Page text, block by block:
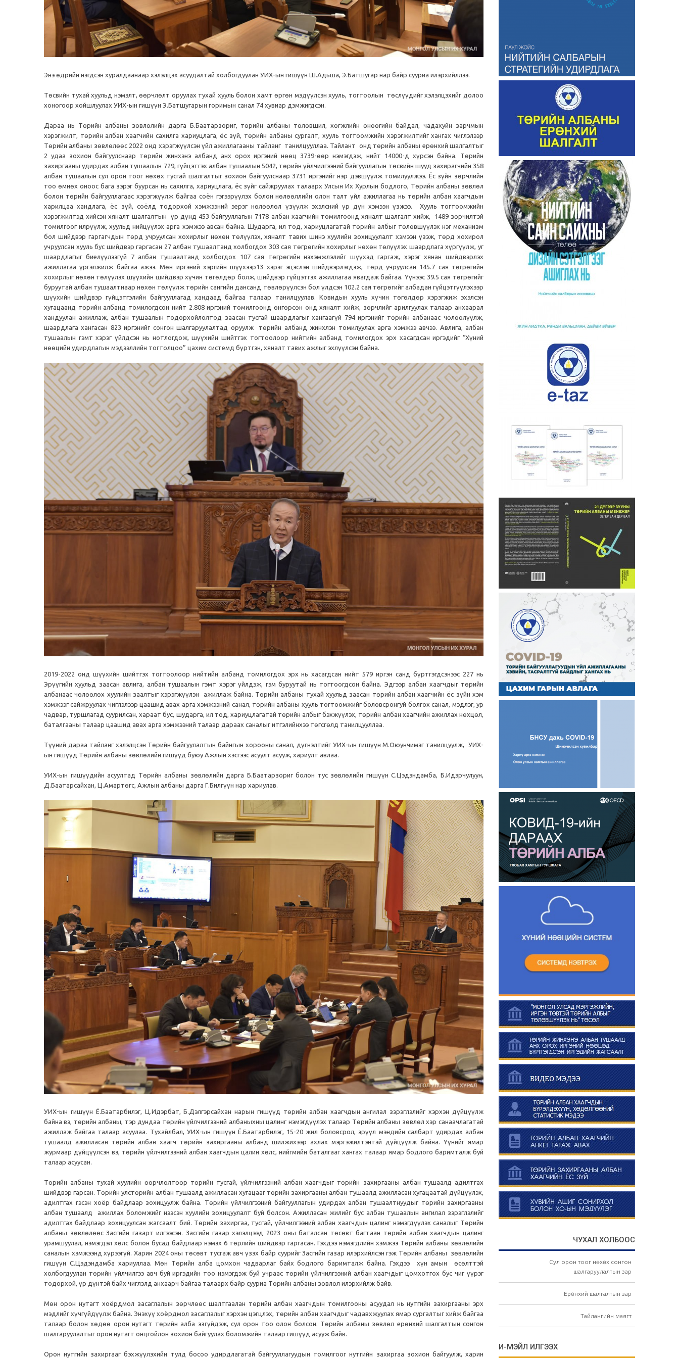
Энэ өдрийн нэгдсэн хуралдаанаар хэлэлцэх асуудалтай холбогдуулан УИХ-ын гишүүн Ш.Адьша, Э.Батшугар нар байр сууриа илэрхийллээ.
Төсвийн тухай хуульд нэмэлт, өөрчлөлт оруулах тухай хууль болон хамт өргөн мэдүүлсэн хууль, тогтоолын төслүүдийг хэлэлцэхийг долоо
хоногоор хойшлуулах УИХ-ын гишүүн Э.Батшугарын горимын санал 74 хувиар дэмжигдсэн.
Дараа нь Төрийн албаны зөвлөлийн дарга Б.Баатарзориг, төрийн албаны төлөвшил, хөгжлийн өнөөгийн байдал, чадахуйн зарчмын
хэрэгжилт, төрийн албан хаагчийн сахилга хариуцлага, ёс зүй, төрийн албаны сургалт, хууль тогтоомжийн хэрэгжилтийг хангах чиглэлээр
Төрийн албаны зөвлөлөөс 2022 онд хэрэгжүүлсэн үйл ажиллагааны тайланг танилцууллаа. Тайлант онд төрийн албаны ерөнхий шалгалтыг
2 удаа зохион байгуулснаар төрийн жинхэнэ албанд анх орох иргэний нөөц 3739-өөр нэмэгдэж, нийт 14000-д хүрсэн байна. Төрийн
захиргааны удирдах албан тушаалын 729, гүйцэтгэх албан тушаалын 5042, төрийн үйлчилгээний байгууллагын төсвийн шууд захирагчийн 358
албан тушаалын сул орон тоог нөхөх тусгай шалгалтыг зохион байгуулснаар 3731 иргэнийг нэр дэвшүүлж томилуулжээ. Ёс зүйн зөрчлийн
тоо өмнөх оноос бага зэрэг буурсан нь сахилга, хариуцлага, ёс зүйг сайжруулах талаарх Улсын Их Хурлын бодлого, Төрийн албаны зөвлөл
болон төрийн байгууллагаас хэрэгжүүлж байгаа соён гэгээрүүлэх болон нөлөөллийн олон талт үйл ажиллагаа нь төрийн албан хаагчдын
харилцаа хандлага, ёс зүй, соёлд тодорхой хэмжээний эерэг нөлөөлөл үзүүлж эхэлсний үр дүн хэмээн үзжээ.
Хууль тогтоомжийн
хэрэгжилтэд хийсэн хяналт шалгалтын үр дүнд 453 байгууллагын 7178 албан хаагчийн томилгоонд хяналт шалгалт хийж, 1489 зөрчилтэй
томилгоог илрүүлж, хуульд нийцүүлэх арга хэмжээ авсан байна. Шударга, ил тод, хариуцлагатай төрийн албыг төлөвшүүлэх нэг механизм
бол шийдвэр гаргагчдын төрд учруулсан хохирлыг нөхөн төлүүлэх, хяналт тавих шинэ хуулийн зохицуулалт хэмээн үзэж, төрд хохирол
учруулсан хууль бус шийдвэр гаргасан 27 албан тушаалтанд холбогдох 303 сая төгрөгийн хохирлыг нөхөн төлүүлэх шаардлага хүргүүлж, уг
шаардлагыг биелүүлээгүй 7 албан тушаалтанд холбогдох 107 сая төгрөгийн нэхэмжлэлийг шүүхэд гаргаж, хэрэг хянан шийдвэрлэх
ажиллагаа үргэлжилж байгаа ажээ. Мөн иргэний хэргийн шүүхээр13 хэрэг эцэслэн шийдвэрлэгдэж, төрд учруулсан 145.7 сая төгрөгийн
хохирлыг нөхөн төлүүлэх шүүхийн шийдвэр хүчин төгөлдөр болж, шийдвэр гүйцэтгэх ажиллагаа явагдаж байгаа. Үүнээс 39.5 сая төгрөгийг
буруутай албан тушаалтнаар нөхөн төлүүлж төрийн сангийн дансанд төвлөрүүлсэн бол үлдсэн 102.2 сая төгрөгийг албадан гүйцэтгүүлэхээр
шүүхийн шийдвэр гүйцэтгэлийн байгууллагад хандаад байгаа талаар танилцуулав. Ковидын хууль хүчин төгөлдөр хэрэгжиж эхэлсэн
хугацаанд төрийн албанд томилогдсон нийт 2.808 иргэний томилгоонд өнгөрсөн онд хяналт хийж, зөрчлийг арилгуулах талаар анхаарал
хандуулан ажиллаж, албан тушаалын тодорхойлолтод заасан тусгай шаардлагыг хангаагүй 794 иргэнийг төрийн албанаас чөлөөлүүлж,
шаардлага хангасан 823 иргэнийг сонгон шалгаруулалтад оруулж төрийн албанд жинхлэн томилуулах арга хэмжээ авчээ. Авлига, албан
тушаалын гэмт хэрэг үйлдсэн нь нотлогдож, шүүхийн шийтгэх тогтоолоор нийтийн албанд томилогдох эрх хасагдсан иргэдийг “Хүний
нөөцийн удирдлагын мэдээллийн тогтолцоо” цахим системд бүртгэн, хяналт тавих ажлыг эхлүүлсэн байна.
2019-2022 онд шүүхийн шийтгэх тогтоолоор нийтийн албанд томилогдох эрх нь хасагдсан нийт 579 иргэн санд бүртгэгдсэнээс 227 нь
Эрүүгийн хуульд заасан авлига, албан тушаалын гэмт хэрэг үйлдэж, гэм буруутай нь тогтоогдсон байна. Эдгээр албан хаагчдыг төрийн
албанаас чөлөөлөх хуулийн заалтыг хэрэгжүүлэн ажиллаж байна. Төрийн албаны тухай хуульд заасан төрийн албан хаагчийн ёс зүйн хэм
хэмжээг сайжруулах чиглэлээр цаашид авах арга хэмжээний санал, төрийн албаны хууль тогтоомжийг боловсронгуй болгох санал, мэдлэг, ур
чадвар, туршлагад суурилсан, хараат бус, шударга, ил тод, хариуцлагатай төрийн албыг бэхжүүлэх, төрийн албан хаагчийн ажиллах нөхцөл,
баталгааны талаар цаашид авах арга хэмжээний талаар дараах саналыг итгэлийнхээ төгсгөлд танилцууллаа.
Түүний дараа тайланг хэлэлцсэн Төрийн байгуулалтын байнгын хорооны санал, дүгнэлтийг УИХ-ын гишүүн М.Оюунчимэг танилцуулж, УИХ-
ын гишүүд Төрийн албаны зөвлөлийн гишүүд буюу Ажлын хэсгээс асуулт асууж, хариулт авлаа.
УИХ-ын гишүүдийн асуултад Төрийн албаны зөвлөлийн дарга Б.Баатарзориг болон тус зөвлөлийн гишүүн С.Цэдэндамба, Б.Идэрчулуун,
Д.Баатарсайхан, Ц.Амартөгс, Ажлын албаны дарга Г.Билгүүн нар хариулав.
УИХ-ын гишүүн Ё.Баатарбилэг, Ц.Идэрбат, Б.Дэлгэрсайхан нарын гишүүд төрийн албан хаагчдын ангилал зэрэглэлийг хэрхэн дүйцүүлж
байна вэ, төрийн албаны, тэр дундаа төрийн үйлчилгээний албаныхны цалинг нэмэгдүүлэх талаар Төрийн албаны зөвлөл хэр санаачлагатай
ажиллаж байгаа талаар асуулаа. Тухайлбал, УИХ-ын гишүүн Ё.Баатарбилэг, 15-20 жил боловсрол, эрүүл мэндийн салбарт удирдах албан
тушаалд ажилласан төрийн албан хаагч төрийн захиргааны албанд шилжихээр ахлах мэргэжилтэнтэй дүйцүүлж байна. Үүнийг ямар
журмаар дүйцүүлсэн вэ, төрийн үйлчилгээний албан хаагчдын цалин хөлс, нийгмийн баталгааг хангах талаар ямар бодлого баримталж буй
талаар асуусан.
Төрийн албаны тухай хуулийн өөрчлөлтөөр төрийн тусгай, үйлчилгээний албан хаагчдыг төрийн захиргааны албан тушаалд адилтгах
шийдвэр гарсан. Төрийн улстөрийн албан тушаалд ажилласан хугацааг төрийн захиргааны албан тушаалд ажилласан хугацаатай дүйцүүлэх,
адилтгах гэсэн хоёр байдлаар зохицуулж байна. Төрийн үйлчилгээний байгууллагын удирдах албан тушаалтнуудыг төрийн захиргааны
албан тушаалд ажиллах боломжийг нээсэн хуулийн зохицуулалт буй болсон. Ажилласан жилийг бус албан тушаалын ангилал зэрэглэлийг
адилтгах байдлаар зохицуулсан жагсаалт бий. Төрийн захиргаа, тусгай, үйлчилгээний албан хаагчдын цалинг нэмэгдүүлэх саналыг Төрийн
албаны зөвлөлөөс Засгийн газарт илгээсэн. Засгийн газар хэлэлцээд 2023 оны баталсан төсөвт багтаан төрийн албан хаагчдын цалинг
урамшуулал, нэмэгдэл хөлс болон бусад байдлаар нэмэх 6 төрлийн шийдвэр гаргасан. Гэхдээ нэмэгдлийн хэмжээ Төрийн албаны зөвлөлийн
саналын хэмжээнд хүрээгүй. Харин 2024 оны төсөвт тусгаж авч үзэх байр суурийг Засгийн газар илэрхийлсэн гэж Төрийн албаны зөвлөлийн
гишүүн С.Цэдэндамба хариуллаа. Мөн Төрийн алба цомхон чадварлаг байх бодлого баримталж байна. Гэхдээ хүн амын өсөлттэй
холбогдуулан төрийн үйлчилгээ авч буй иргэдийн тоо нэмэгдэж буй учраас төрийн үйлчилгээний албан хаагчдыг цомхотгох бус чиг үүрэг
тодорхой, үр дүнтэй байх чиглэлд анхаарч байгаа талаарх байр сууриа Төрийн албаны зөвлөл илэрхийлж байв.
Мөн орон нутагт хоёрдмол засаглалын зөрчлөөс шалтгаалан төрийн албан хаагчдын томилгооны асуудал нь нутгийн захиргааны эрх
мэдлийг хүчгүйдүүлж байна. Энэхүү хоёрдмол засаглалыг хэрхэн цэгцлэх, төрийн албан хаагчдыг чадавхжуулах ямар сургалтыг хийж байгаа
талаар болон хөдөө орон нутагт төрийн алба эзгүйдэж, сул орон тоо олон болсон. Төрийн албаны зөвлөл ерөнхий шалгалтын сонгон
шалгаруулалтыг орон нутагт онцгойлон зохион байгуулах боломжийн талаар гишүүд асууж байв.
Орон нутгийн захиргааг бэхжүүлэхийн тулд босоо удирдлагатай байгууллагуудын томилгоог нутгийн захиргаа зохион байгуулж, харин
ЧУХАЛ ХОЛБООС
Сул орон тоог нөхөх сонгон
шалгаруулалтын зар
Ерөнхий шалгалтын зар
Тайлангийн маягт
И-МЭЙЛ ИЛГЭЭХ